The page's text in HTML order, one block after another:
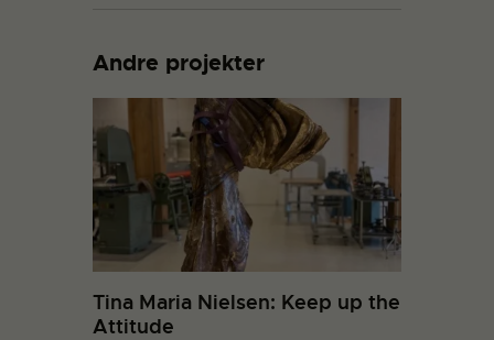
Andre projekter
Tina Maria Nielsen: Keep up the
Attitude